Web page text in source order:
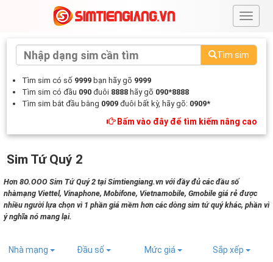
#
Tìm sim
Tìm sim có số 9999 bạn hãy gõ 9999
Tìm sim có đầu 090 đuôi 8888 hãy gõ 090*8888
Tìm sim bắt đầu bằng 0909 đuôi bất kỳ, hãy gõ: 0909*
Bấm vào đây để tìm kiếm nâng cao
Sim Tứ Quý 2
Hơn 8O.OOO Sim Tứ Quý 2 tại Simtiengiang.vn với đầy đủ các đầu số
nhàmạng Viettel, Vinaphone, Mobifone, Vietnamobile, Gmobile giá rẻ được
nhiều người lựa chọn vì 1 phần giá mềm hơn các dòng sim tứ quý khác, phần vì
ý nghĩa nó mang lại.
Nhà mạng Đầu số Mức giá Sắp xếp